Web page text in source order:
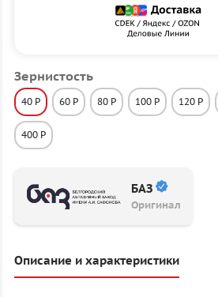
Зернистость
40 P 60 P 80 P 100 P 120 P
400 P
БАЗ
Оригинал
Описание и характеристики